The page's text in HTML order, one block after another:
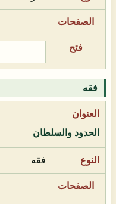
فقه
الحدود والسلطان
فقه